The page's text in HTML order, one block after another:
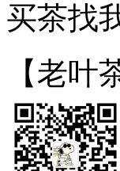
买茶找
【老